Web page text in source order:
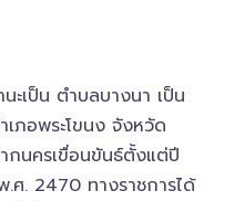
ะเป็น ตำบลบางนา เป็น
ภอพระโขนง จังหวัด
กนครเขื่อนขันธ์ตั้งแต่ปี
ศ. 2470 ทางราชการได้